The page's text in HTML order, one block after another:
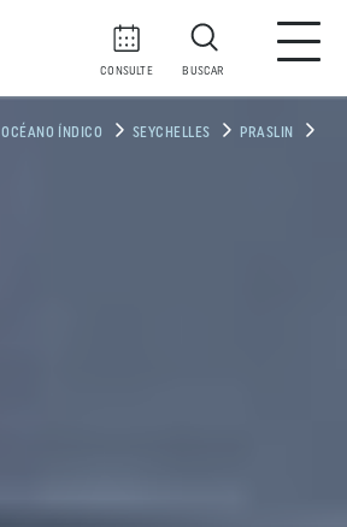
CONSULTE BUSCAR
OCÉANO ÍNDICO SEYCHELLES PRASLIN